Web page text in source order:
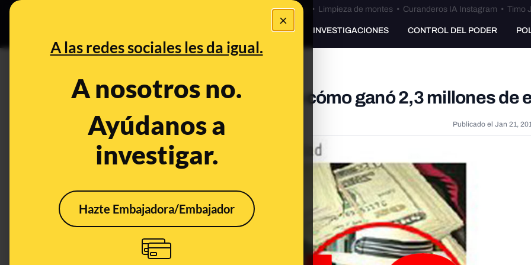
×
A las redes sociales les da igual.
A nosotros no.
Ayúdanos a
investigar.
Hazte Embajadora/Embajador
Bulos Ceuta • Limpieza de montes• Curanderos IA Instagram • Timo
PREBUNKING INVESTIGACIONES CONTROL DEL PODER
No, Jesús Quintero no ha revelado cómo ganó 2,3 millones de
Publicado el Jan 21,